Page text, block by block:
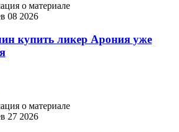
о материале
08 2026
купить ликep Арония уже
о материале
27 2026